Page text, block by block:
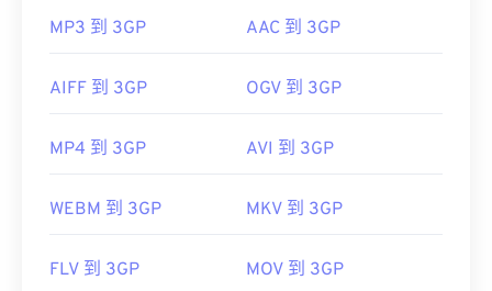
MP3 到 3GP AAC 到 3GP
AIFF 到 3GP OGV 到 3GP
MP4 到 3GP AVI 到 3GP
WEBM 到 3GP MKV 到 3GP
FLV 到 3GP MOV 到 3GP